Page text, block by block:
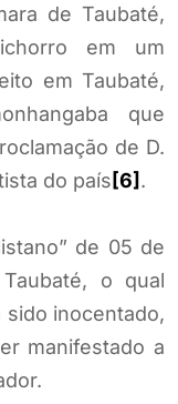
de Taubaté,
em um
em Taubaté,
que
de D.
do país[6].
de 05 de
o qual
sido inocentado,
manifestado a